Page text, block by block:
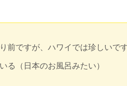
前ですが、ハワイでは珍しいです
る（日本のお風呂みたい）